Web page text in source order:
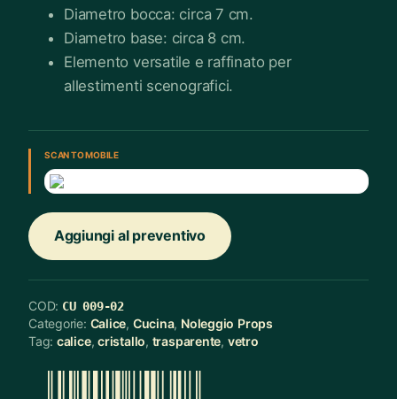
Diametro bocca: circa 7 cm.
Diametro base: circa 8 cm.
Elemento versatile e raffinato per
allestimenti scenografici.
SCAN TO MOBILE
Aggiungi al preventivo
COD: CU 009-02
Categorie: Calice, Cucina, Noleggio Props
Tag: calice,cristallo, trasparente, vetro